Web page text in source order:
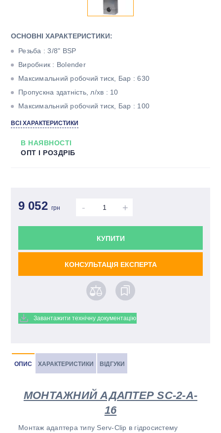
ОСНОВНІ ХАРАКТЕРИСТИКИ:
Резьба : 3/8" BSP
Виробник : Bolender
Максимальний робочий тиск, Бар : 630
Пропускна здатність, л/хв : 10
Максимальний робочий тиск, Бар : 100
ВСІ ХАРАКТЕРИСТИКИ
В НАЯВНОСТІ
ОПТ І РОЗДРІБ
9 052 грн - +
КУПИТИ
КОНСУЛЬТАЦІЯ ЕКСПЕРТА
Завантажити технічну документацію
ОПИС ХАРАКТЕРИСТИКИ ВІДГУКИ
МОНТАЖНИЙ АДАПТЕР SC-2-A-
16
Монтаж адаптера типу Serv-Clip в гідросистему